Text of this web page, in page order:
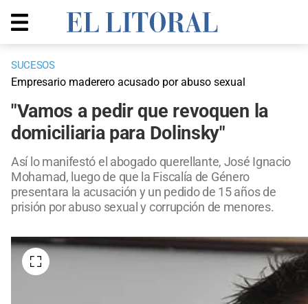
SUCESOS
Empresario maderero acusado por abuso sexual
"Vamos a pedir que revoquen la
domiciliaria para Dolinsky"
Así lo manifestó el abogado querellante, José Ignacio
Mohamad, luego de que la Fiscalía de Género
presentara la acusación y un pedido de 15 años de
prisión por abuso sexual y corrupción de menores.